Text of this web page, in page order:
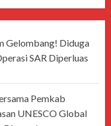
Gelombang! Diduga
SAR Diperluas
Pemkab
UNESCO Global